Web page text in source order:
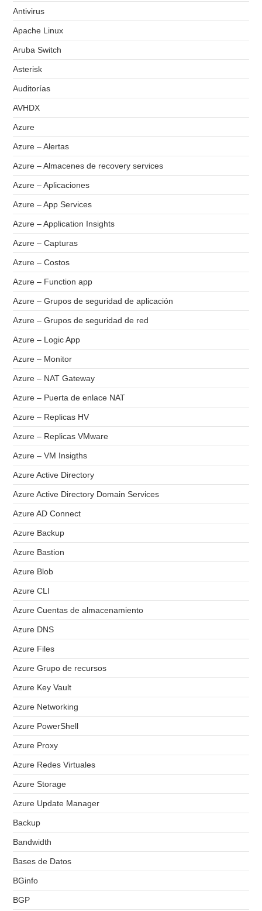
Antivirus
Apache Linux
Aruba Switch
Asterisk
Auditorías
AVHDX
Azure
Azure – Alertas
Azure – Almacenes de recovery services
Azure – Aplicaciones
Azure – App Services
Azure – Application Insights
Azure – Capturas
Azure – Costos
Azure – Function app
Azure – Grupos de seguridad de aplicación
Azure – Grupos de seguridad de red
Azure – Logic App
Azure – Monitor
Azure – NAT Gateway
Azure – Puerta de enlace NAT
Azure – Replicas HV
Azure – Replicas VMware
Azure – VM Insigths
Azure Active Directory
Azure Active Directory Domain Services
Azure AD Connect
Azure Backup
Azure Bastion
Azure Blob
Azure CLI
Azure Cuentas de almacenamiento
Azure DNS
Azure Files
Azure Grupo de recursos
Azure Key Vault
Azure Networking
Azure PowerShell
Azure Proxy
Azure Redes Virtuales
Azure Storage
Azure Update Manager
Backup
Bandwidth
Bases de Datos
BGinfo
BGP